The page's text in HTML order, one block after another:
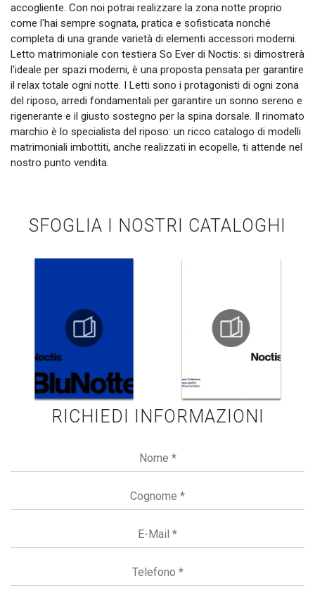
accogliente. Con noi potrai realizzare la zona notte proprio
come l'hai sempre sognata, pratica e sofisticata nonché
completa di una grande varietà di elementi accessori moderni.
Letto matrimoniale con testiera So Ever di Noctis: si dimostrerà
l'ideale per spazi moderni, è una proposta pensata per garantire
il relax totale ogni notte. I Letti sono i protagonisti di ogni zona
del riposo, arredi fondamentali per garantire un sonno sereno e
rigenerante e il giusto sostegno per la spina dorsale. Il rinomato
marchio è lo specialista del riposo: un ricco catalogo di modelli
matrimoniali imbottiti, anche realizzati in ecopelle, ti attende nel
nostro punto vendita.
SFOGLIA I NOSTRI CATALOGHI
RICHIEDI INFORMAZIONI